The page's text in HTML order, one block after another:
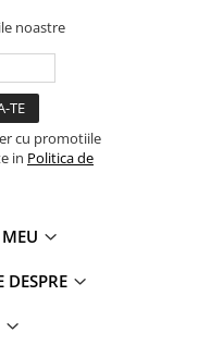
noastre
cu promotiile
in Politica de